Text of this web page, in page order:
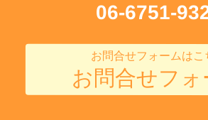
06-6751-
お問合せフォームはこ
お問合せフォ